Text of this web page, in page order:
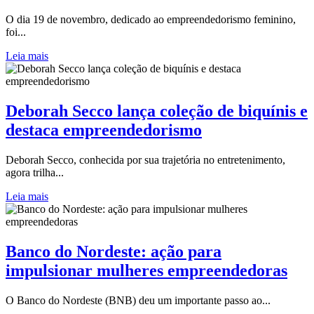
O dia 19 de novembro, dedicado ao empreendedorismo feminino,
foi...
Leia mais
Deborah Secco lança coleção de biquínis e
destaca empreendedorismo
Deborah Secco, conhecida por sua trajetória no entretenimento,
agora trilha...
Leia mais
Banco do Nordeste: ação para
impulsionar mulheres empreendedoras
O Banco do Nordeste (BNB) deu um importante passo ao...